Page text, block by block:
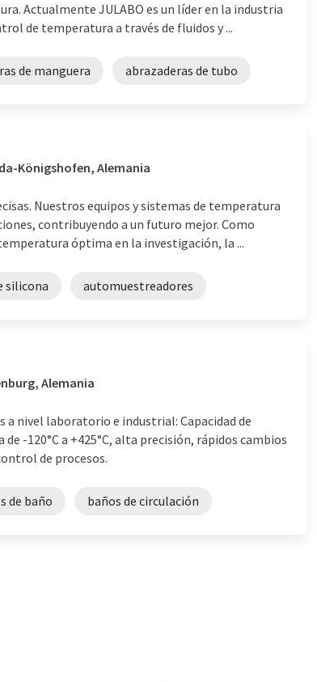
Actualmente JULABO es un líder en la industria
de temperatura a través de fluidos y ...
de manguera abrazaderas de tubo
Königshofen, Alemania
Nuestros equipos y sistemas de temperatura
contribuyendo a un futuro mejor. Como
óptima en la investigación, la ...
silicona automuestreadores
Alemania
nivel laboratorio e industrial: Capacidad de
-120°C a +425°C, alta precisión, rápidos cambios
de procesos.
de baño baños de circulación